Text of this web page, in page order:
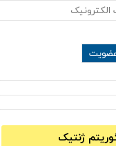
ژنتیک